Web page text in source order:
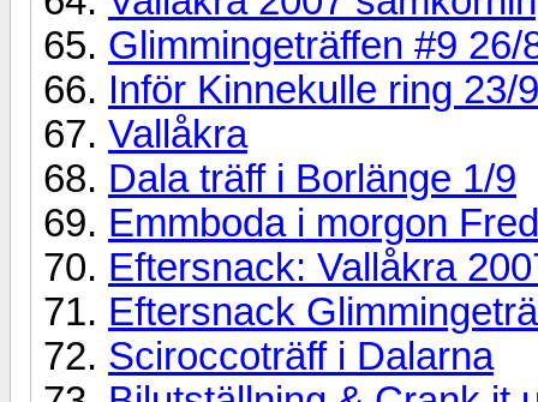
Glimmingeträffen #9 26/
Inför Kinnekulle ring 23/9
Vallåkra
Dala träff i Borlänge 1/9
Emmboda i morgon
Eftersnack: Vallåkra
Eftersnack
Sciroccoträff i Dalarna